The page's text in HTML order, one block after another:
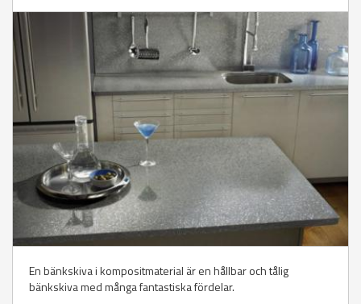
En bänkskiva i kompositmaterial är en hållbar och tålig
bänkskiva med många fantastiska fördelar.